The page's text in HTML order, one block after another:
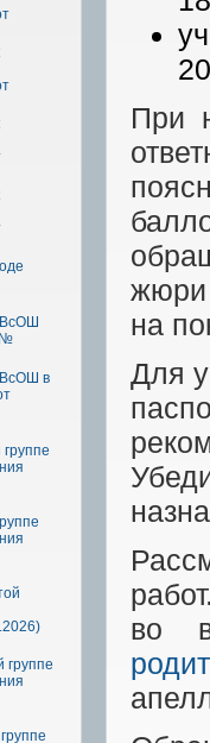
ВсОШ
№
ВсОШ в
группе
При
жюри
на
Для
во